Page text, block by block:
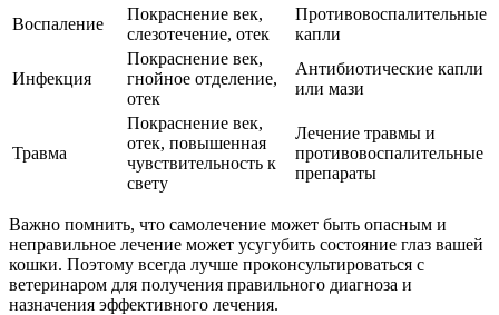
Воспаление
Покраснение век,
слезотечение, отек
Противовоспалительные
капли
Инфекция
Покраснение век,
гнойное отделение,
отек
Антибиотические капли
или мази
Травма
Покраснение век,
отек, повышенная
чувствительность к
свету
Лечение травмы и
противовоспалительные
препараты
Важно помнить, что самолечение может быть опасным и
неправильное лечение может усугубить состояние глаз вашей
кошки. Поэтому всегда лучше проконсультироваться с
ветеринаром для получения правильного диагноза и
назначения эффективного лечения.